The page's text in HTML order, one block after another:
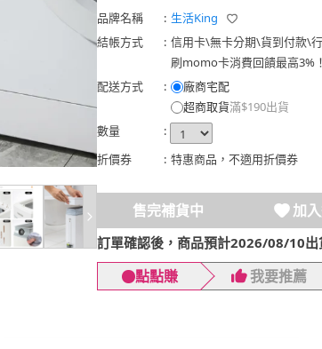
品牌名稱 : 生活King
結帳方式
: 信用卡\無卡分期\貨到付款\
刷momo卡消費回饋最高3%！
配送方式
:
廠商宅配
超商取貨滿$190出貨
數量
:
折價券
: 特惠商品，不適用折價券
售完補貨中 加
訂單確認後，商品預計2026/08/10出
點點賺 我要推薦